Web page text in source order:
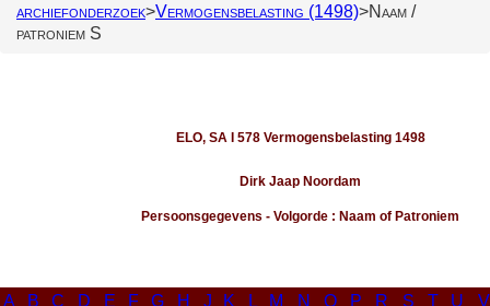
archiefonderzoek Vermogensbelasting (1498)
Naam /
patroniem S
ELO, SA I 578 Vermogensbelasting 1498
Dirk Jaap Noordam
Persoonsgegevens - Volgorde : Naam of Patroniem
A B C D E F G H J K L M N O P R S T U
V